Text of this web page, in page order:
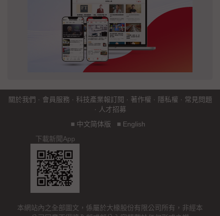
關於我們 · 會員服務 · 科技產業報訂閱 · 著作權 · 隱私權 · 常見問題
· 人才招募
■ 中文简体版 ■ English
下載新聞App
本網站內之全部圖文，係屬於大椽股份有限公司所有，非經本